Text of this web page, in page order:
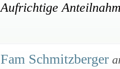
Aufrichtige
Fam Schmitzberger